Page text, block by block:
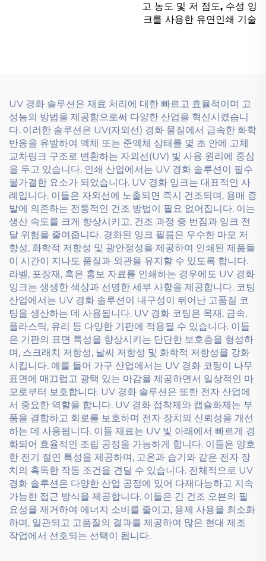
고 농도 및 저 점도, 수성 잉
크를 사용한 유연인쇄 기술
UV 경화 솔루션은 재료 처리에 대한 빠르고 효율적이며 고
성능의 방법을 제공함으로써 다양한 산업을 혁신시켰습니
다. 이러한 솔루션은 UV(자외선) 경화 물질에서 급속한 화학
반응을 유발하여 액체 또는 준액체 상태를 몇 초 안에 고체
교차링크 구조로 변환하는 자외선(UV) 빛 사용 원리에 중심
을 두고 있습니다. 인쇄 산업에서는 UV 경화 솔루션이 필수
불가결한 요소가 되었습니다. UV 경화 잉크는 대표적인 사
례입니다. 이들은 자외선에 노출되면 즉시 건조되며, 용매 증
발에 의존하는 전통적인 건조 방법이 필요 없어집니다. 이는
생산 속도를 크게 향상시키고, 건조 과정 중 번짐과 잉크 전
달 위험을 줄여줍니다. 경화된 잉크 필름은 우수한 마모 저
항성, 화학적 저항성 및 광안정성을 제공하여 인쇄된 제품들
이 시간이 지나도 품질과 외관을 유지할 수 있도록 합니다.
라벨, 포장재, 혹은 홍보 자료를 인쇄하는 경우에도 UV 경화
잉크는 생생한 색상과 선명한 세부 사항을 제공합니다. 코팅
산업에서는 UV 경화 솔루션이 내구성이 뛰어난 고품질 코
팅을 생산하는 데 사용됩니다. UV 경화 코팅은 목재, 금속,
플라스틱, 유리 등 다양한 기판에 적용될 수 있습니다. 이들
은 기판의 표면 특성을 향상시키는 단단한 보호층을 형성하
며, 스크래치 저항성, 날씨 저항성 및 화학적 저항성을 강화
시킵니다. 예를 들어 가구 산업에서는 UV 경화 코팅이 나무
표면에 매끄럽고 광택 있는 마감을 제공하면서 일상적인 마
모로부터 보호합니다. UV 경화 솔루션은 또한 전자 산업에
서 중요한 역할을 합니다. UV 경화 접착제와 캡슐화제는 부
품을 결합하고 회로를 보호하며 전자 장치의 신뢰성을 개선
하는 데 사용됩니다. 이들 재료는 UV 빛 아래에서 빠르게 경
화되어 효율적인 조립 공정을 가능하게 합니다. 이들은 양호
한 전기 절연 특성을 제공하며, 고온과 습기와 같은 전자 장
치의 혹독한 작동 조건을 견딜 수 있습니다. 전체적으로 UV
경화 솔루션은 다양한 산업 공정에 있어 다재다능하고 지속
가능한 접근 방식을 제공합니다. 이들은 긴 건조 오븐의 필
요성을 제거하여 에너지 소비를 줄이고, 용제 사용을 최소화
하며, 일관되고 고품질의 결과를 제공하여 많은 현대 제조
작업에서 선호되는 선택이 됩니다.